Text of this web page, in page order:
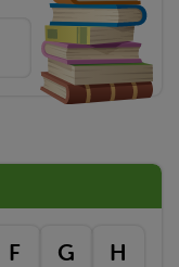
F G H